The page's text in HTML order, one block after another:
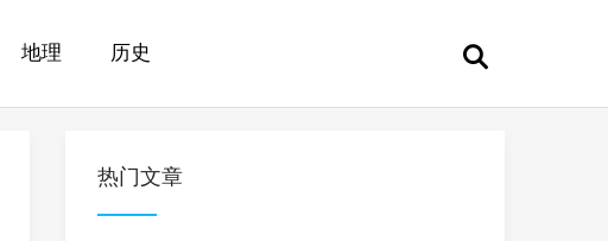
地理 历史
热门文章